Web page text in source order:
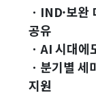
ㆍIND·보완
공유
ㆍAI 시대
ㆍ분기별
지원